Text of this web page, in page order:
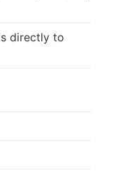
directly to